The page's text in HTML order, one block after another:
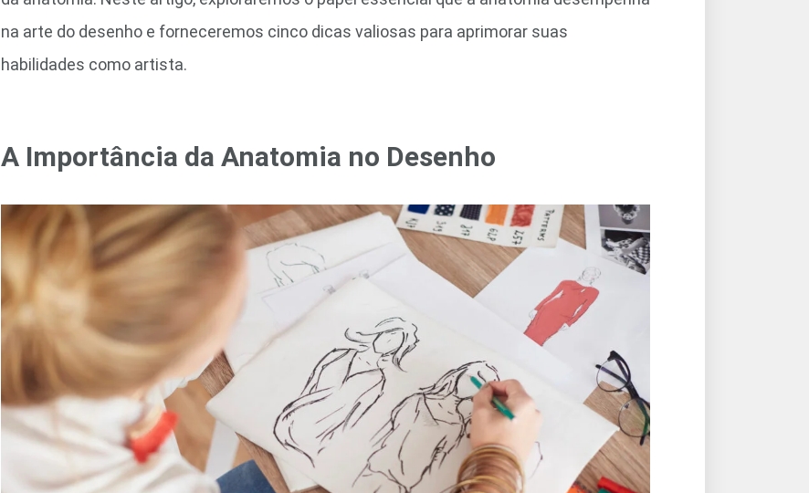
na arte do desenho e forneceremos cinco dicas valiosas para aprimorar suas
habilidades como artista.
A Importância da Anatomia no Desenho